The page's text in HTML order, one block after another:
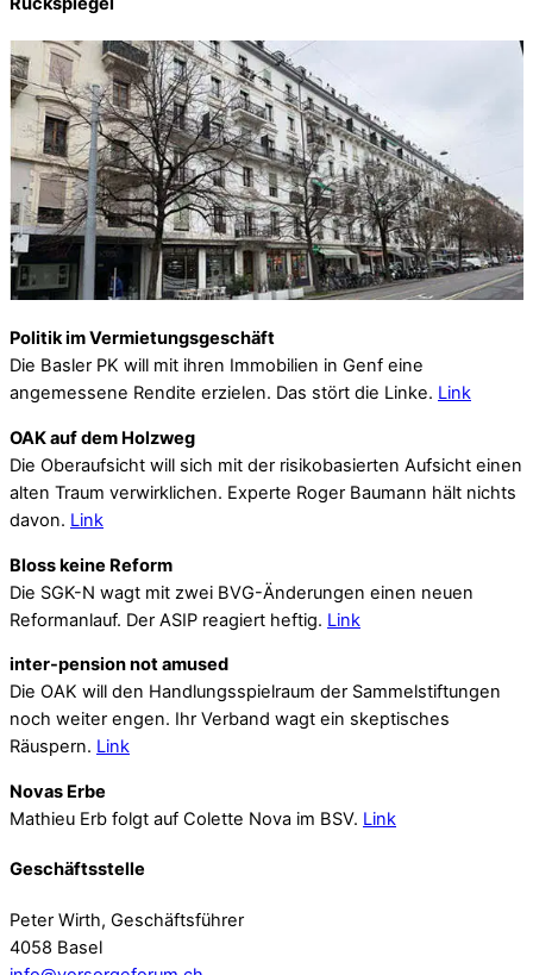
Politik im Vermietungsgeschäft
Die Basler PK will mit ihren Immobilien in Genf eine
angemessene Rendite erzielen. Das stört die Linke. Link
OAK auf dem Holzweg
Die Oberaufsicht will sich mit der risikobasierten Aufsicht einen
alten Traum verwirklichen. Experte Roger Baumann hält nichts
davon. Link
Bloss keine Reform
Die SGK-N wagt mit zwei BVG-Änderungen einen neuen
Reformanlauf. Der ASIP reagiert heftig. Link
inter-pension not amused
Die OAK will den Handlungsspielraum der Sammelstiftungen
noch weiter engen. Ihr Verband wagt ein skeptisches
Räuspern. Link
Novas Erbe
Mathieu Erb folgt auf Colette Nova im BSV. Link
Geschäftsstelle
Peter Wirth, Geschäftsführer
4058 Basel